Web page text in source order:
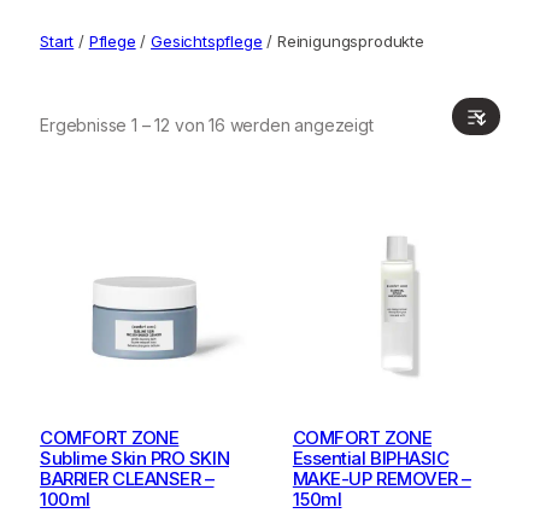
Start / Pflege /Gesichtspflege / Reinigungsprodukte
Ergebnisse 1 – 12 von 16 werden angezeigt
COMFORT ZONE
Sublime Skin PRO SKIN
BARRIER CLEANSER –
100ml
COMFORT ZONE
Essential BIPHASIC
MAKE-UP REMOVER –
150ml